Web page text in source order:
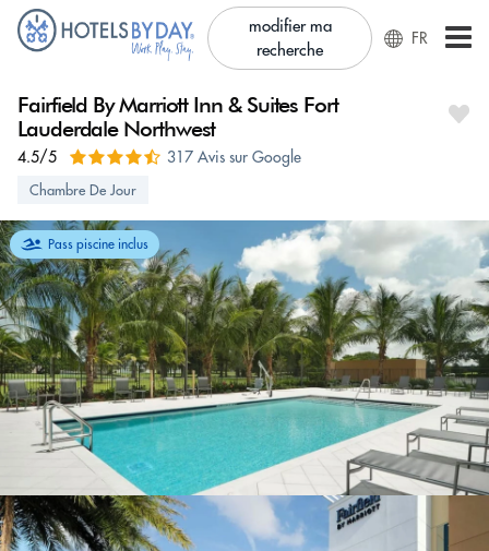
modifier ma
recherche
FR
Fairfield By Marriott Inn & Suites Fort
Lauderdale Northwest
4.5/5 317 Avis sur Google
Chambre De Jour
Pass piscine inclus